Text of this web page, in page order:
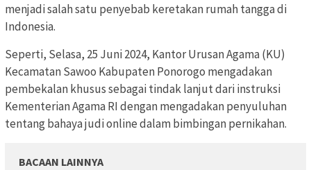
menjadi salah satu penyebab keretakan rumah tangga di
Indonesia.
Seperti, Selasa, 25 Juni 2024, Kantor Urusan Agama (KU)
Kecamatan Sawoo Kabupaten Ponorogo mengadakan
pembekalan khusus sebagai tindak lanjut dari instruksi
Kementerian Agama RI dengan mengadakan penyuluhan
tentang bahaya judi online dalam bimbingan pernikahan.
BACAAN LAINNYA